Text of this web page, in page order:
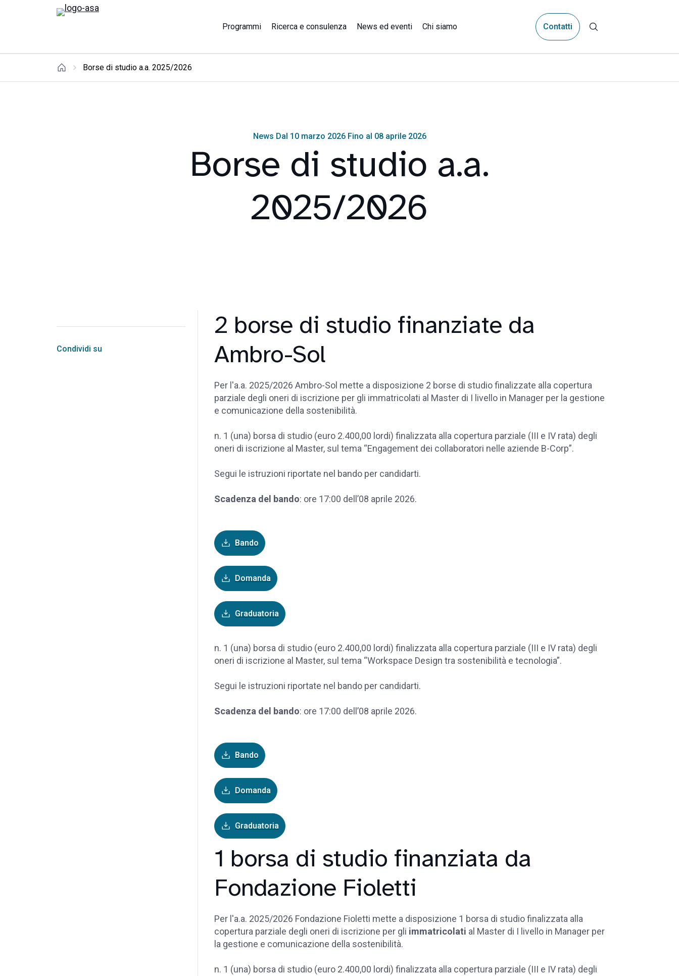
Programmi Ricerca e consulenza News ed eventi Chi siamo Contatti
Borse di studio a.a. 2025/2026
News Dal 10 marzo 2026 Fino al 08 aprile 2026
Borse di studio a.a.
2025/2026
Condividi su
2 borse di studio finanziate da
Ambro-Sol
Per l'a.a. 2025/2026 Ambro-Sol mette a disposizione 2 borse di studio finalizzate alla copertura
parziale degli oneri di iscrizione per gli immatricolati al Master di I livello in Manager per la gestione
e comunicazione della sostenibilità.
n. 1 (una) borsa di studio (euro 2.400,00 lordi) finalizzata alla copertura parziale (III e IV rata) degli
oneri di iscrizione al Master, sul tema “Engagement dei collaboratori nelle aziende B-Corp”.
Segui le istruzioni riportate nel bando per candidarti.
Scadenza del bando: ore 17:00 dell’08 aprile 2026.
Bando
Domanda
Graduatoria
n. 1 (una) borsa di studio (euro 2.400,00 lordi) finalizzata alla copertura parziale (III e IV rata) degli
oneri di iscrizione al Master, sul tema “Workspace Design tra sostenibilità e tecnologia”.
Segui le istruzioni riportate nel bando per candidarti.
Scadenza del bando: ore 17:00 dell’08 aprile 2026.
Bando
Domanda
Graduatoria
1 borsa di studio finanziata da
Fondazione Fioletti
Per l'a.a. 2025/2026 Fondazione Fioletti mette a disposizione 1 borsa di studio finalizzata alla
copertura parziale degli oneri di iscrizione per gli immatricolati al Master di I livello in Manager per
la gestione e comunicazione della sostenibilità.
n. 1 (una) borsa di studio (euro 2.400,00 lordi) finalizzata alla copertura parziale (III e IV rata) degli